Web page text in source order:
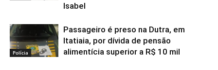
Isabel
Polícia
Passageiro é preso na Dutra, em
Itatiaia, por dívida de pensão
alimentícia superior a R$ 10 mil